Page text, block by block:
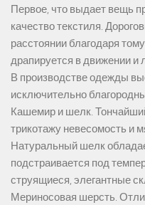
Первое, что выдает вещь
качество текстиля.
расстоянии благодаря
драпируется в движении и
В производстве одежды
исключительно
Кашемир и шелк.
трикотажу невесомость и
Натуральный шелк
подстраивается под
струящиеся, элегантные
Мериносовая шерсть.